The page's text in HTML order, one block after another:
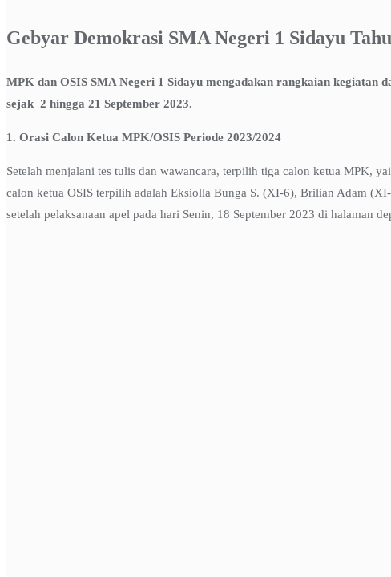
Gebyar Demokrasi SMA Negeri 1 Sidayu
MPK dan OSIS SMA Negeri 1 Sidayu mengadakan rangkaian kegiatan
sejak 2 hingga 21 September 2023.
1. Orasi Calon Ketua MPK/OSIS Periode 2023/2024
Setelah menjalani tes tulis dan wawancara, terpilih tiga calon ketua MPK,
calon ketua OSIS terpilih adalah Eksiolla Bunga S. (XI-6), Brilian Adam
setelah pelaksanaan apel pada hari Senin, 18 September 2023 di halaman